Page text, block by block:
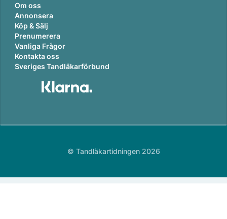
Om oss
Annonsera
Köp & Sälj
Prenumerera
Vanliga Frågor
Kontakta oss
Sveriges Tandläkarförbund
© Tandläkartidningen 2026